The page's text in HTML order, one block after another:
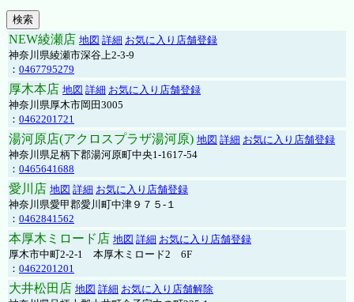
NEW綾瀬店 地図 詳細 お気に入り店舗登録
神奈川県綾瀬市深谷上2-3-9
： 0467795279
厚木本店 地図 詳細 お気に入り店舗登録
神奈川県厚木市岡田3005
： 0462201721
湯河原店(アクロスプラザ湯河原) 地図 詳細 お気に入り店舗登録
神奈川県足柄下郡湯河原町中央1-1617-54
： 0465641688
愛川店 地図 詳細 お気に入り店舗登録
神奈川県愛甲郡愛川町中津９７５-１
： 0462841562
本厚木ミロード店 地図 詳細 お気に入り店舗登録
厚木市中町2-2-1 本厚木ミロード2 6F
： 0462201201
大井松田店 地図 詳細 お気に入り店舗解除